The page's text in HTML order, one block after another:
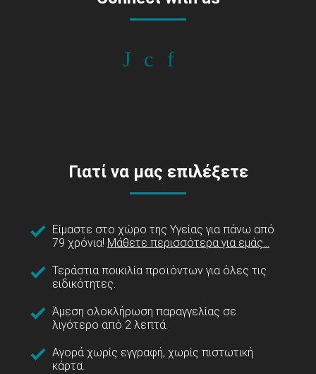
Γιατί να μας επιλέξετε
Είμαστε στο χώρο της Υγείας για πάνω από
79 χρόνια! Μάθετε περισσότερα για εμάς...
Τεράστια ποικιλία προϊόντων για όλες τις
ειδικότητες.
Άμεση ολοκλήρωση παραγγελίας σε
λιγότερο από 2 λεπτά.
Αγορά χωρίς εγγραφή, χωρίς πιστωτική
κάρτα.